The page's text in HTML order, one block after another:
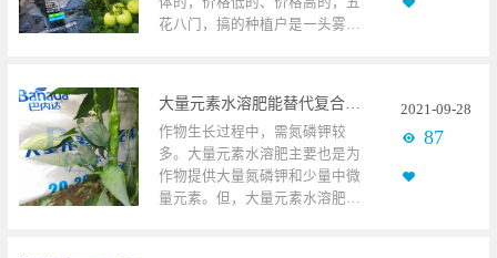
杂质，都可以判断为质量不是很
好。当然也不排除，有添加其他
素、有害金属、损害土壤、污染
吸收，利用率在百分之90以上，
才能算的上好的大量元素水溶
肥。 冬枣使用碧卡大量元素水溶
肥大量元素水溶肥的主要消费区
给双方带来机遇。当然，经过了
四年的发展，巴内达碧卡已经在
的经销商和种植朋友，他们受约
解新品、政策、行业发展前
景。 本次展会，重点突出，亮点
频频。除了含腐植酸水溶肥料
——黑坦克，提质增产重武器；
花八门，搞的种植户是一头雾
体现在哪？ 番茄使用碧卡矿源黄
腐酸钾1、原料方面 都知道，原
料只有通过多层工艺筛选，才能
获得高纯度的矿源黄腐酸钾。但
市场上的矿源黄腐酸钾，营养含
大量元素水溶肥能替代复合肥吗？
作物生长过程中，需氮磷钾较
多。大量元素水溶肥主要也是为
作物提供大量氮磷钾和少量中微
量元素。但，大量元素水溶肥能
2021-09-28
87